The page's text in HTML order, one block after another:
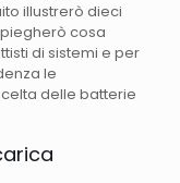
illustrerò dieci
cosa
di sistemi e per
le
delle batterie